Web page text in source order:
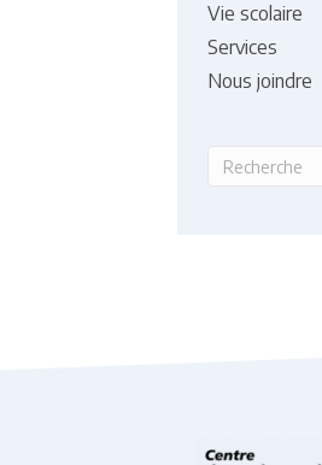
Vie scolaire
Services
Nous joindre